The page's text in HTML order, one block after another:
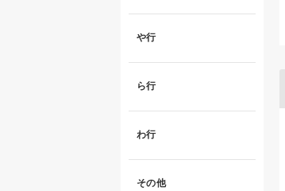
や行
ら行
わ行
その他